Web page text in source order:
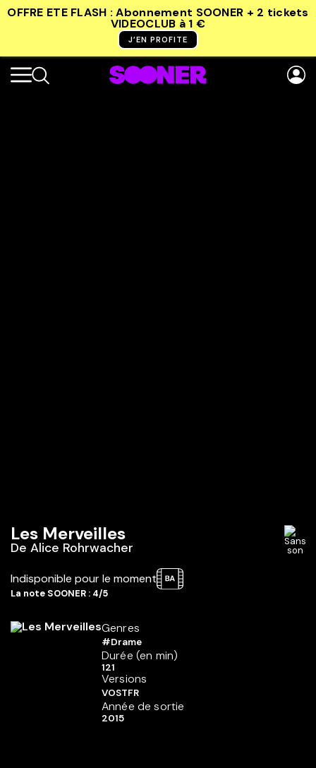
OFFRE ETE FLASH : Abonnement SOONER + 2 tickets
VIDEOCLUB à 1 €
J’EN PROFITE
Les Merveilles
De Alice Rohrwacher
Indisponible pour le moment
La note SOONER : 4/5
Genres
#Drame
Durée (en min)
121
Versions
VOSTFR
Année de sortie
2015